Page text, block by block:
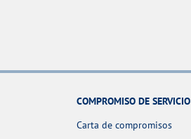
COMPROMISO DE SERVICIO
Carta de compromisos